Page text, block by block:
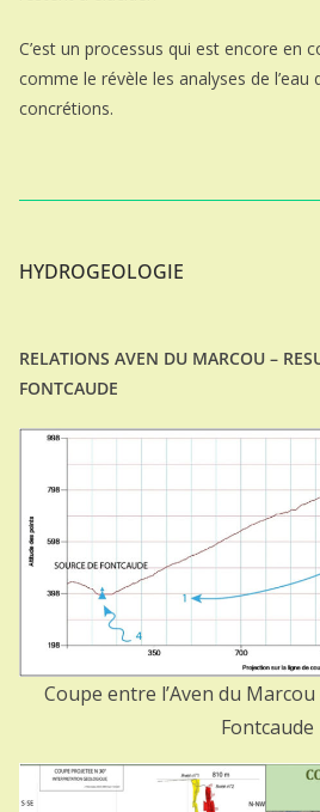
C’est un processus qui est encore en
comme le révèle les analyses de l’eau
concrétions.
HYDROGEOLOGIE
RELATIONS AVEN DU MARCOU –
FONTCAUDE
Coupe entre l’Aven du
Fontcaude